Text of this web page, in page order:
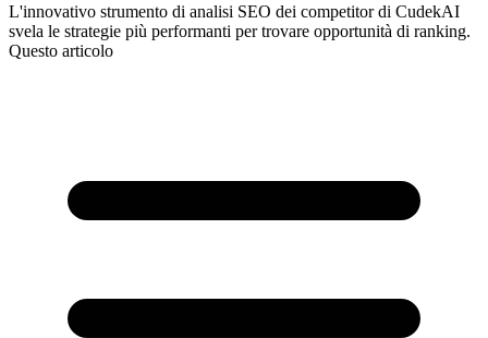
L'innovativo strumento di analisi SEO dei competitor di CudekAI
svela le strategie più performanti per trovare opportunità di ranking.
Questo articolo